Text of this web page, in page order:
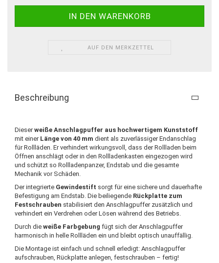
AUF DEN MERKZETTEL
Beschreibung
Dieserweiße Anschlagpuffer aus hochwertigem Kunststoff
mit einer Länge von 40 mm dient als zuverlässiger Endanschlag
für Rollläden. Er verhindert wirkungsvoll, dass der Rollladen beim
Öffnen anschlägt oder in den Rollladenkasten eingezogen wird
und schützt so Rollladenpanzer, Endstab und die gesamte
Mechanik vor Schäden.
Der integrierte Gewindestift sorgt für eine sichere und dauerhafte
Befestigung am Endstab. Die beiliegende Rückplatte zum
Festschrauben stabilisiert den Anschlagpuffer zusätzlich und
verhindert ein Verdrehen oder Lösen während des Betriebs.
Durch die weiße Farbgebung fügt sich der Anschlagpuffer
harmonisch in helle Rollläden ein und bleibt optisch unauffällig.
Die Montage ist einfach und schnell erledigt: Anschlagpuffer
aufschrauben, Rückplatte anlegen, festschrauben – fertig!